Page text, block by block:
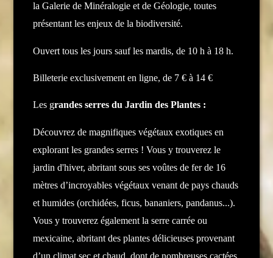
la Galerie de Minéralogie et de Géologie, toutes
présentant les enjeux de la biodiversité.
Ouvert tous les jours sauf les mardis, de 10 h à 18 h.
Billeterie exclusivement en ligne, de 7 € à 14 €
Les grandes serres du Jardin des Plantes :
Découvrez de magnifiques végétaux exotiques en
explorant les grandes serres ! Vous y trouverez le
jardin d'hiver, abritant sous ses voûtes de fer de 16
mètres d’incroyables végétaux venant de pays chauds
et humides (orchidées, ficus, bananiers, pandanus...).
Vous y trouverez également la serre carrée ou
mexicaine, abritant des plantes délicieuses provenant